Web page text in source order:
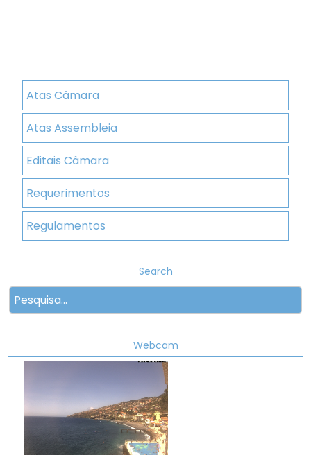
Atas Câmara
Atas Assembleia
Editais Câmara
Requerimentos
Regulamentos
Search
Webcam